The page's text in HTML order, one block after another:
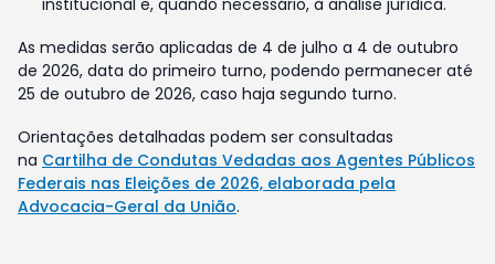
institucional e, quando necessário, à análise jurídica.
As medidas serão aplicadas de 4 de julho a 4 de outubro
de 2026, data do primeiro turno, podendo permanecer até
25 de outubro de 2026, caso haja segundo turno.
Orientações detalhadas podem ser consultadas
na Cartilha de Condutas Vedadas aos Agentes Públicos
Federais nas Eleições de 2026, elaborada pela
Advocacia-Geral da União.